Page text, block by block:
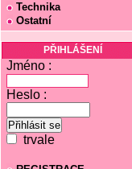
Technika
Ostatní
PŘIHLÁŠENÍ
Jméno :
Heslo :
trvale